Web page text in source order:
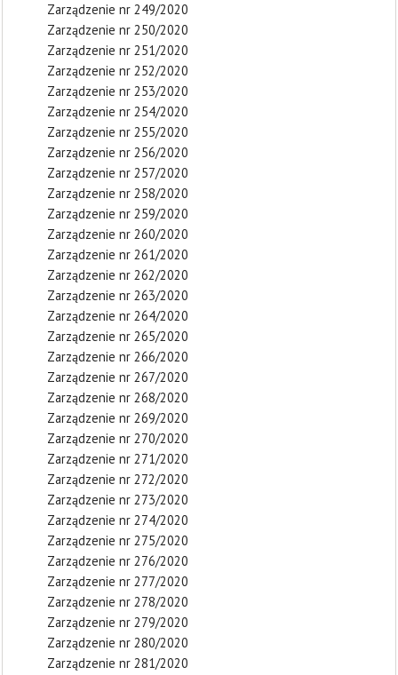
Zarządzenie nr 249/2020
Zarządzenie nr 250/2020
Zarządzenie nr 251/2020
Zarządzenie nr 252/2020
Zarządzenie nr 253/2020
Zarządzenie nr 254/2020
Zarządzenie nr 255/2020
Zarządzenie nr 256/2020
Zarządzenie nr 257/2020
Zarządzenie nr 258/2020
Zarządzenie nr 259/2020
Zarządzenie nr 260/2020
Zarządzenie nr 261/2020
Zarządzenie nr 262/2020
Zarządzenie nr 263/2020
Zarządzenie nr 264/2020
Zarządzenie nr 265/2020
Zarządzenie nr 266/2020
Zarządzenie nr 267/2020
Zarządzenie nr 268/2020
Zarządzenie nr 269/2020
Zarządzenie nr 270/2020
Zarządzenie nr 271/2020
Zarządzenie nr 272/2020
Zarządzenie nr 273/2020
Zarządzenie nr 274/2020
Zarządzenie nr 275/2020
Zarządzenie nr 276/2020
Zarządzenie nr 277/2020
Zarządzenie nr 278/2020
Zarządzenie nr 279/2020
Zarządzenie nr 280/2020
Zarządzenie nr 281/2020